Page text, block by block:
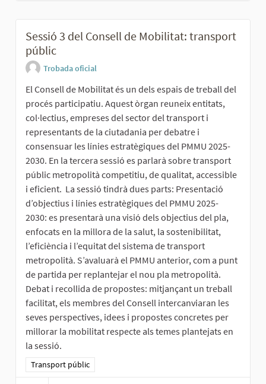
Sessió 3 del Consell de Mobilitat: transport
públic
Trobada oficial
El Consell de Mobilitat és un dels espais de treball del
procés participatiu. Aquest òrgan reuneix entitats,
col·lectius, empreses del sector del transport i
representants de la ciutadania per debatre i
consensuar les línies estratègiques del PMMU 2025-
2030. En la tercera sessió es parlarà sobre transport
públic metropolità competitiu, de qualitat, accessible
i eficient. La sessió tindrà dues parts: Presentació
d’objectius i línies estratègiques del PMMU 2025-
2030: es presentarà una visió dels objectius del pla,
enfocats en la millora de la salut, la sostenibilitat,
l’eficiència i l’equitat del sistema de transport
metropolità. S’avaluarà el PMMU anterior, com a punt
de partida per replantejar el nou pla metropolità.
Debat i recollida de propostes: mitjançant un treball
facilitat, els membres del Consell intercanviaran les
seves perspectives, idees i propostes concretes per
millorar la mobilitat respecte als temes plantejats en
la sessió.
Resultats al filtrar per la categoria: Transport públic
Transport públic